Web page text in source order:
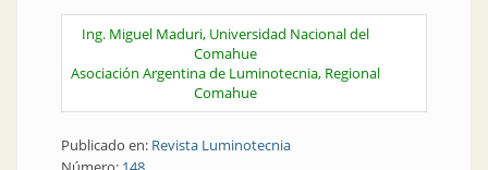
Ing. Miguel Maduri, Universidad Nacional del
Comahue
Asociación Argentina de Luminotecnia, Regional
Comahue
Publicado en: Revista Luminotecnia